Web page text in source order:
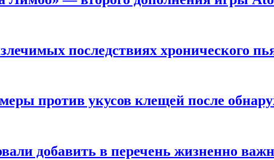
последствиях хронического
против укусов клещей после
добавить в перечень жизненно